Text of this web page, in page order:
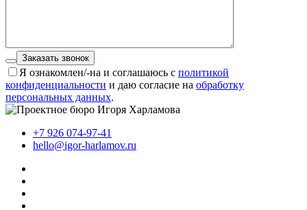
Заказать звонок
Я ознакомлен/-на и соглашаюсь с политикой
конфиденциальности и даю согласие на обработку
персональных данных.
+7 926 074-97-41
hello@igor-harlamov.ru